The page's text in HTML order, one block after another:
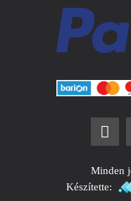
Minden
Készítette: